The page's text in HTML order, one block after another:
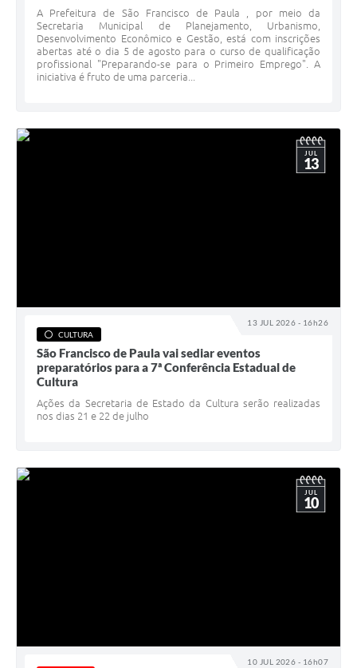
A Prefeitura de São Francisco de Paula , por meio da
Secretaria Municipal de Planejamento, Urbanismo,
Desenvolvimento Econômico e Gestão, está com inscrições
abertas até o dia 5 de agosto para o curso de qualificação
profissional "Preparando-se para o Primeiro Emprego". A
iniciativa é fruto de uma parceria...
13 JUL 2026 - 16h26
JUL
13
CULTURA
São Francisco de Paula vai sediar eventos
preparatórios para a 7ª Conferência Estadual de
Cultura
Ações da Secretaria de Estado da Cultura serão realizadas
nos dias 21 e 22 de julho
10 JUL 2026 - 16h07
JUL
10